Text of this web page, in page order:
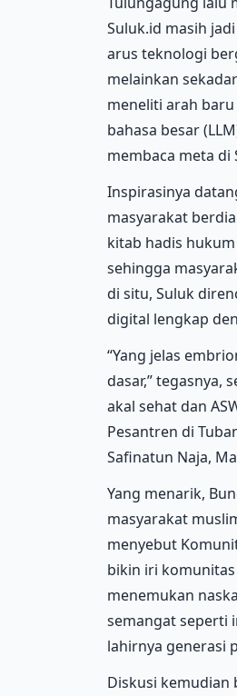
Suluk.id masih
arus teknologi
melainkan
meneliti arah
bahasa besar
membaca meta di
Inspirasinya
masyarakat
kitab hadis
sehingga
di situ, Suluk
digital lengkap
“Yang jelas
dasar,” tegasnya,
akal sehat dan
Pesantren di
Safinatun Naja,
Yang menarik,
masyarakat
menyebut
bikin iri
menemukan
semangat seperti
lahirnya generasi
Diskusi